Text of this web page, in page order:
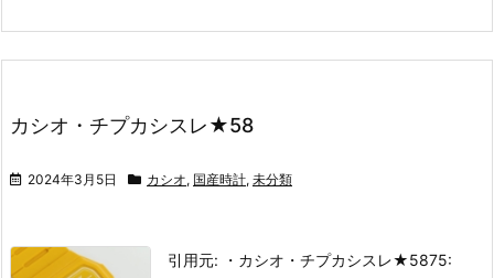
カシオ・チプカシスレ★58
2024年3月5日 カシオ, 国産時計, 未分類
引用元: ・カシオ・チプカシスレ★5875: